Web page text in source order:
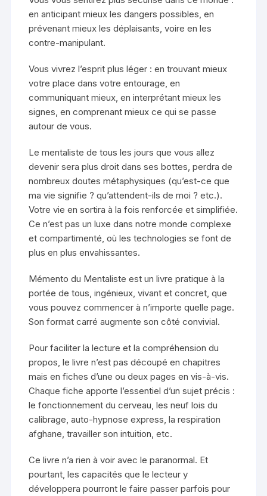
en anticipant mieux les dangers possibles, en
prévenant mieux les déplaisants, voire en les
contre-manipulant.
Vous vivrez l’esprit plus léger : en trouvant mieux
votre place dans votre entourage, en
communiquant mieux, en interprétant mieux les
signes, en comprenant mieux ce qui se passe
autour de vous.
Le mentaliste de tous les jours que vous allez
devenir sera plus droit dans ses bottes, perdra de
nombreux doutes métaphysiques (qu’est-ce que
ma vie signifie ? qu’attendent-ils de moi ? etc.).
Votre vie en sortira à la fois renforcée et simplifiée.
Ce n’est pas un luxe dans notre monde complexe
et compartimenté, où les technologies se font de
plus en plus envahissantes.
Mémento du Mentaliste est un livre pratique à la
portée de tous, ingénieux, vivant et concret, que
vous pouvez commencer à n’importe quelle page.
Son format carré augmente son côté convivial.
Pour faciliter la lecture et la compréhension du
propos, le livre n’est pas découpé en chapitres
mais en fiches d’une ou deux pages en vis-à-vis.
Chaque fiche apporte l’essentiel d’un sujet précis :
le fonctionnement du cerveau, les neuf lois du
calibrage, auto-hypnose express, la respiration
afghane, travailler son intuition, etc.
Ce livre n’a rien à voir avec le paranormal. Et
pourtant, les capacités que le lecteur y
développera pourront le faire passer parfois pour